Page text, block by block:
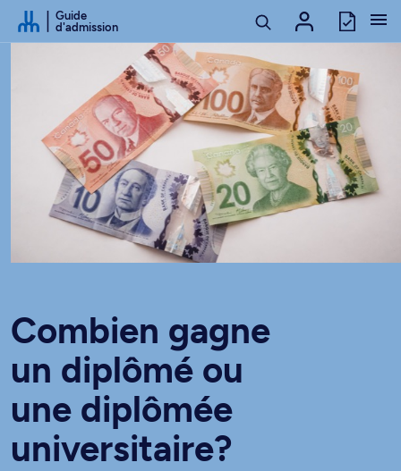
Passer au contenu
Guide
d'admission
Combien gagne
un diplômé ou
une diplômée
universitaire?